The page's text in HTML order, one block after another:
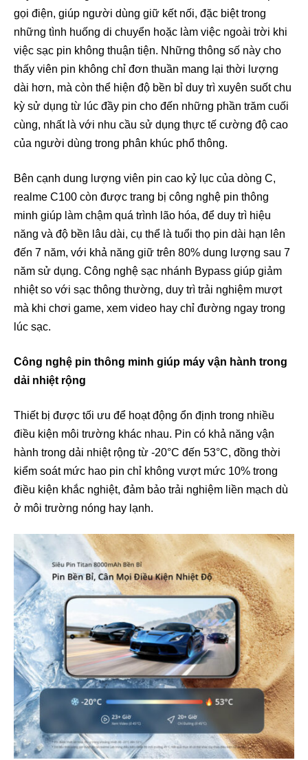
gọi điện, giúp người dùng giữ kết nối, đặc biệt trong
những tình huống di chuyển hoặc làm việc ngoài trời khi
việc sạc pin không thuận tiện. Những thông số này cho
thấy viên pin không chỉ đơn thuần mang lại thời lượng
dài hơn, mà còn thể hiện độ bền bỉ duy trì xuyên suốt chu
kỳ sử dụng từ lúc đầy pin cho đến những phần trăm cuối
cùng, nhất là với nhu cầu sử dụng thực tế cường độ cao
của người dùng trong phân khúc phổ thông.
Bên cạnh dung lượng viên pin cao kỷ lục của dòng C,
realme C100 còn được trang bị công nghệ pin thông
minh giúp làm chậm quá trình lão hóa, để duy trì hiệu
năng và độ bền lâu dài, cụ thể là tuổi thọ pin dài hạn lên
đến 7 năm, với khả năng giữ trên 80% dung lượng sau 7
năm sử dụng. Công nghệ sạc nhánh Bypass giúp giảm
nhiệt so với sạc thông thường, duy trì trải nghiệm mượt
mà khi chơi game, xem video hay chỉ đường ngay trong
lúc sạc.
Công nghệ pin thông minh giúp máy vận hành trong
dải nhiệt rộng
Thiết bị được tối ưu để hoạt động ổn định trong nhiều
điều kiện môi trường khác nhau. Pin có khả năng vận
hành trong dải nhiệt rộng từ -20°C đến 53°C, đồng thời
kiểm soát mức hao pin chỉ không vượt mức 10% trong
điều kiện khắc nghiệt, đảm bảo trải nghiệm liền mạch dù
ở môi trường nóng hay lạnh.